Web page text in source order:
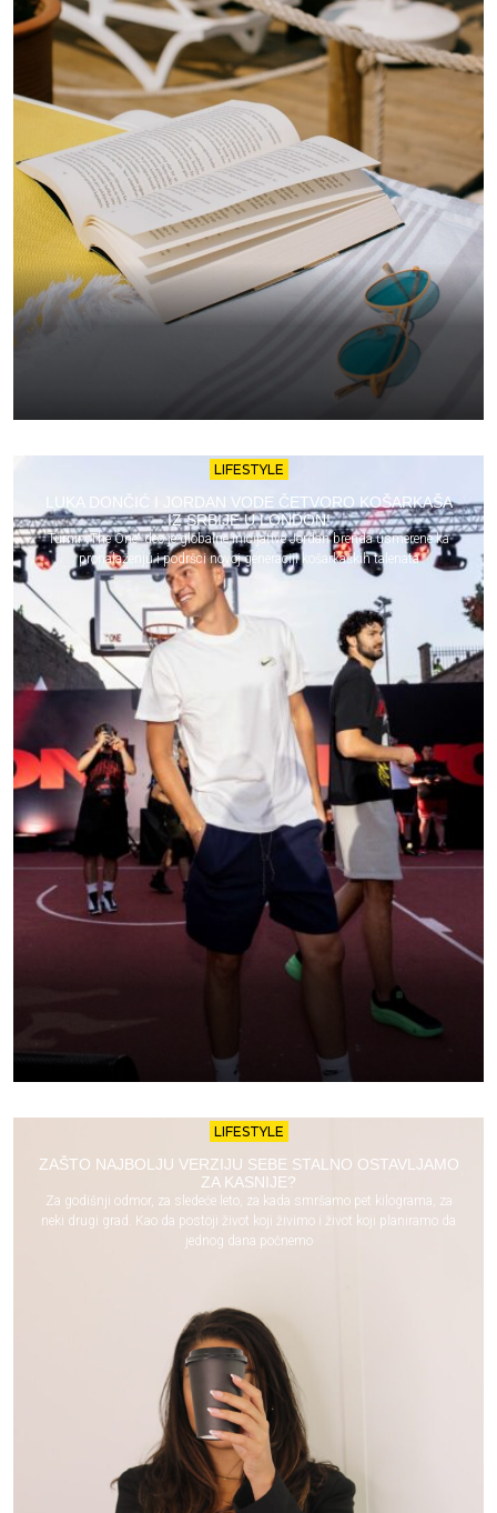
LIFESTYLE
LUKA DONČIĆ I JORDAN VODE ČETVORO KOŠARKAŠA
IZ SRBIJE U LONDON!
Turnir „The One“ deo je globalne inicijative Jordan brenda usmerene ka
pronalaženju i podršci novoj generaciji košarkaških talenata
LIFESTYLE
ZAŠTO NAJBOLJU VERZIJU SEBE STALNO OSTAVLJAMO
ZA KASNIJE?
Za godišnji odmor, za sledeće leto, za kada smršamo pet kilograma, za
neki drugi grad. Kao da postoji život koji živimo i život koji planiramo da
jednog dana počnemo